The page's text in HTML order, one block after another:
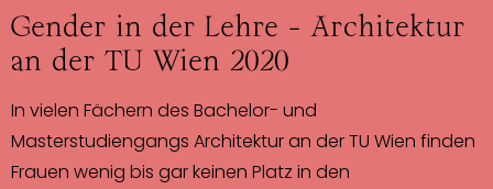
Gender in der Lehre – Architektur
an der TU Wien 2020
In vielen Fächern des Bachelor- und
Masterstudiengangs Architektur an der TU Wien finden
Frauen wenig bis gar keinen Platz in den